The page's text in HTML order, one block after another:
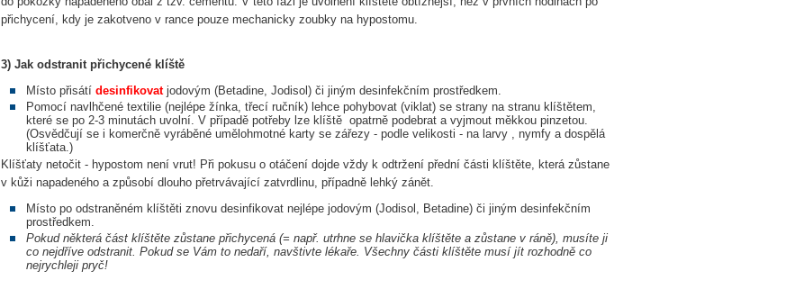
přichycení, kdy je zakotveno v rance pouze mechanicky zoubky na hypostomu.
3) Jak odstranit přichycené klíště
Místo přisátí desinfikovat jodovým (Betadine, Jodisol) či jiným desinfekčním prostředkem.
Pomocí navlhčené textilie (nejlépe žínka, třecí ručník) lehce pohybovat (viklat) se strany na stranu klíštětem,
které se po 2-3 minutách uvolní. V případě potřeby lze klíště opatrně podebrat a vyjmout měkkou pinzetou.
(Osvědčují se i komerčně vyráběné umělohmotné karty se zářezy - podle velikosti - na larvy , nymfy a dospělá
klíšťata.)
Klíšťaty netočit - hypostom není vrut! Při pokusu o otáčení dojde vždy k odtržení přední části klíštěte, která zůstane
v kůži napadeného a způsobí dlouho přetrvávající zatvrdlinu, případně lehký zánět.
Místo po odstraněném klíštěti znovu desinfikovat nejlépe jodovým (Jodisol, Betadine) či jiným desinfekčním
prostředkem.
Pokud některá část klíštěte zůstane přichycená (= např. utrhne se hlavička klíštěte a zůstane v ráně), musíte ji
co nejdříve odstranit. Pokud se Vám to nedaří, navštivte lékaře. Všechny části klíštěte musí jít rozhodně co
nejrychleji pryč!